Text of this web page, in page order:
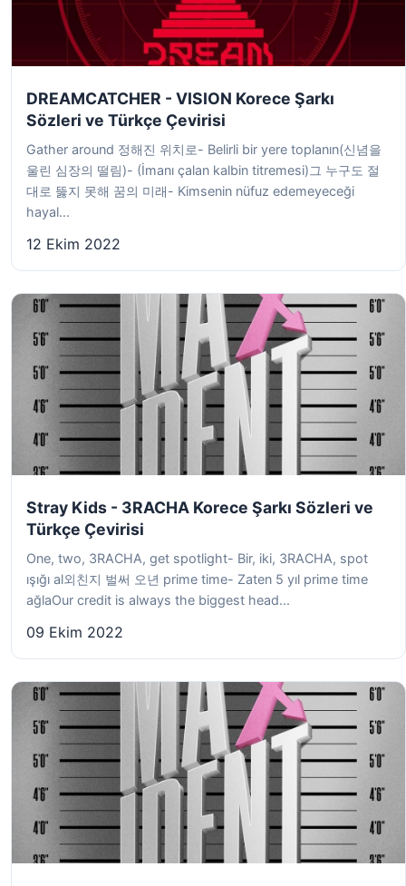
DREAMCATCHER - VISION Korece Şarkı
Sözleri ve Türkçe Çevirisi
Gather around 정해진 위치로- Belirli bir yere toplanın(신념을
울린 심장의 떨림)- (İmanı çalan kalbin titremesi)그 누구도 절
대로 뚫지 못해 꿈의 미래- Kimsenin nüfuz edemeyeceği
hayal...
12 Ekim 2022
Stray Kids - 3RACHA Korece Şarkı Sözleri ve
Türkçe Çevirisi
One, two, 3RACHA, get spotlight- Bir, iki, 3RACHA, spot
ışığı al외친지 벌써 오년 prime time- Zaten 5 yıl prime time
ağlaOur credit is always the biggest head...
09 Ekim 2022